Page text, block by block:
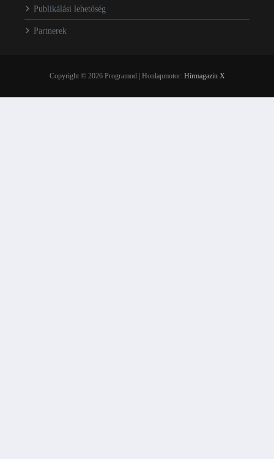
Publikálási lehetőség
Partnerek
Copyright © 2026 Programod | Honlapmotor: Hírmagazin X